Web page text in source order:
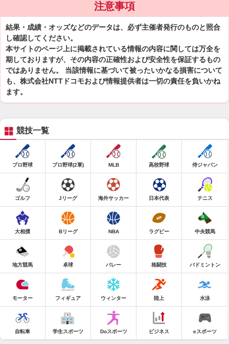
注意事項
結果・成績・オッズなどのデータは、必ず主催者発行のものと照合
し確認してください。
本サイトのページ上に掲載されている情報の内容に関しては万全を
期しておりますが、その内容の正確性および安全性を保証するもの
ではありません。 当該情報に基づいて被ったいかなる損害について
も、株式会社NTTドコモおよび情報提供者は一切の責任を負いかね
ます。
競技一覧
プロ野球 プロ野球(2軍) MLB 高校野球 侍ジャパン
ゴルフ Jリーグ 海外サッカー 日本代表 テニス
大相撲 Bリーグ NBA ラグビー 中央競馬
地方競馬 卓球 バレー 格闘技 バドミントン
モーター フィギュア ウィンター 陸上 水泳
自転車 学生スポーツ Doスポーツ ビジネス eスポーツ